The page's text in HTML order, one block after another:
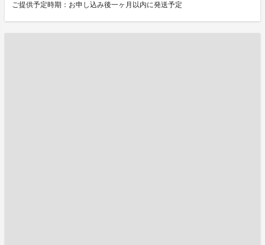
ご提供予定時期：お申し込み後一ヶ月以内に発送予定